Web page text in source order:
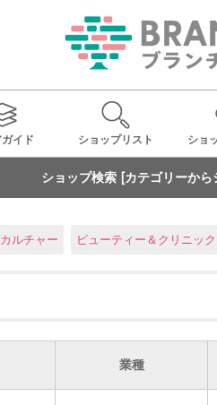
イド ショップリスト ショ
ショップ検索 [カテゴリーか
ルチャー ビューティー＆クリニック
業種